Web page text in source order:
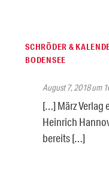
SCHRÖDER &
BODENSEE
August 7, 2018 um
[…] März Verlag
Heinrich
bereits […]